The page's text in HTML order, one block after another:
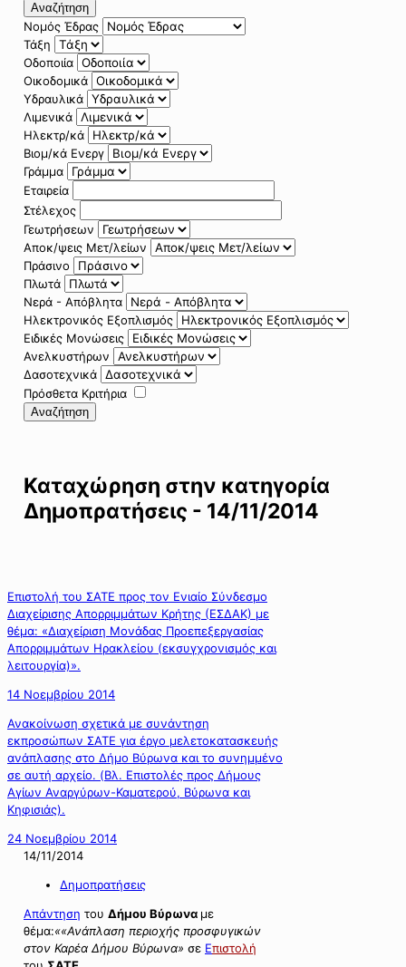
Αναζήτηση
Νομός Έδρας
Τάξη
Οδοποιία
Οικοδομικά
Υδραυλικά
Λιμενικά
Ηλεκτρ/κά
Βιομ/κά Ενεργ
Γράμμα
Εταιρεία
Στέλεχος
Γεωτρήσεων
Αποκ/ψεις Μετ/λείων
Πράσινο
Πλωτά
Νερά - Απόβλητα
Ηλεκτρονικός Εξοπλισμός
Ειδικές Μονώσεις
Ανελκυστήρων
Δασοτεχνικά
Πρόσθετα Κριτήρια
Αναζήτηση
Καταχώρηση στην κατηγορία
Δημοπρατήσεις - 14/11/2014
Επιστολή του ΣΑΤΕ προς τον Ενιαίο Σύνδεσμο
Διαχείρισης Απορριμμάτων Κρήτης (ΕΣΔΑΚ) με
θέμα: «Διαχείριση Μονάδας Προεπεξεργασίας
Απορριμμάτων Ηρακλείου (εκσυγχρονισμός και
λειτουργία)».
14 Νοεμβρίου 2014
Ανακοίνωση σχετικά με συνάντηση
εκπροσώπων ΣΑΤΕ για έργο μελετοκατασκευής
ανάπλασης στο Δήμο Βύρωνα και το συνημμένο
σε αυτή αρχείο. (Bλ. Επιστολές προς Δήμους
Αγίων Αναργύρων-Καματερού, Βύρωνα και
Κηφισιάς).
24 Νοεμβρίου 2014
14/11/2014
Δημοπρατήσεις
Απάντηση του Δήμου Βύρωνα με
θέμα:««Ανάπλαση περιοχής προσφυγικών
στον Καρέα Δήμου Βύρωνα» σε Επιστολή